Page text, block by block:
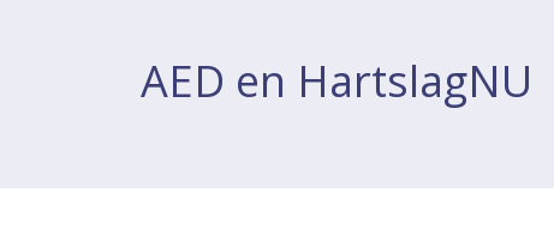
AED en HartslagNU